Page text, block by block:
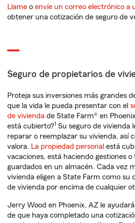
Llame o envíe un correo electrónico a
obtener una cotización de seguro de
Seguro de propietarios de
Proteja sus inversiones más grandes
que la vida le pueda presentar con el
de vivienda de State Farm® en
está cubierto?1 Su seguro de vivienda
reparar o reemplazar su vivienda, así
valora. La propiedad personal está
vacaciones, está haciendo gestiones
guardados en un almacén. Cada vez
vivienda eligen a State Farm como su
de vivienda por encima de cualquier
Jerry Wood en Phoenix, AZ le
de que haya completado una